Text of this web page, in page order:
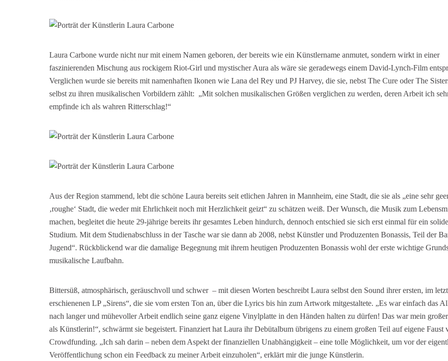
Laura Carbone wurde nicht nur mit einem Namen geboren, der bereits wie ein Künstlername anmutet, sondern wirkt in einer
faszinierenden Mischung aus rockigem Riot-Girl und mystischer Aura als wäre sie geradewegs einem David-Lynch-Film
Verglichen wurde sie bereits mit namenhaften Ikonen wie Lana del Rey und PJ Harvey, die sie, nebst The Cure oder The
selbst zu ihren musikalischen Vorbildern zählt: „Mit solchen musikalischen Größen verglichen zu werden, deren Arbeit ich
empfinde ich als wahren Ritterschlag!“
Aus der Region stammend, lebt die schöne Laura bereits seit etlichen Jahren in Mannheim, eine Stadt, die sie als „eine sehr
‚roughe‘ Stadt, die weder mit Ehrlichkeit noch mit Herzlichkeit geizt“ zu schätzen weiß. Der Wunsch, die Musik zum
machen, begleitet die heute 29-jährige bereits ihr gesamtes Leben hindurch, dennoch entschied sie sich erst einmal für ein
Studium. Mit dem Studienabschluss in der Tasche war sie dann ab 2008, nebst Künstler und Produzenten Bonassis, Teil der
Jugend“. Rückblickend war die damalige Begegnung mit ihrem heutigen Produzenten Bonassis wohl der erste wichtige
musikalische Laufbahn.
Bittersüß, atmosphärisch, geräuschvoll und schwer – mit diesen Worten beschreibt Laura selbst den Sound ihrer ersten, im
erschienenen LP „Sirens“, die sie vom ersten Ton an, über die Lyrics bis hin zum Artwork mitgestaltete. „Es war einfach das
nach langer und mühevoller Arbeit endlich seine ganz eigene Vinylplatte in den Händen halten zu dürfen! Das war mein
als Künstlerin!“, schwärmt sie begeistert. Finanziert hat Laura ihr Debütalbum übrigens zu einem großen Teil auf eigene Faust
Crowdfunding. „Ich sah darin – neben dem Aspekt der finanziellen Unabhängigkeit – eine tolle Möglichkeit, um vor der
Veröffentlichung schon ein Feedback zu meiner Arbeit einzuholen“, erklärt mir die junge Künstlerin.